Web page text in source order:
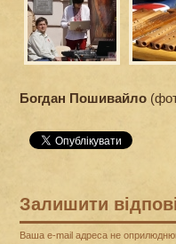
Богдан Пошивайло
Залишити
Ваша e-mail адреса не